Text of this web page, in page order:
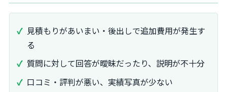
見積もりがあいまい・後出しで追加費用が発生す
る
質問に対して回答が曖昧だったり、説明が不十分
口コミ・評判が悪い、実績写真が少ない